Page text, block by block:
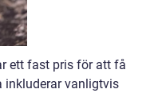
ett fast pris för att få
inkluderar vanligtvis